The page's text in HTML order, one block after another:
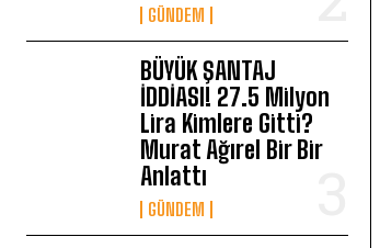
GÜNDEM
BÜYÜK ŞANTAJ
İDDİASI! 27.5 Milyon
Lira Kimlere Gitti?
Murat Ağırel Bir Bir
Anlattı
GÜNDEM